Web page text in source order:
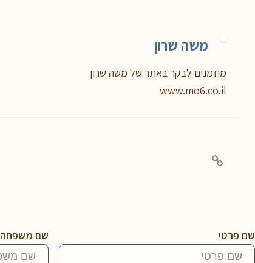
משה שרון
מוזמנים לבקר באתר של משה שרון
www.mo6.co.il
שם פרטי שם משפחה